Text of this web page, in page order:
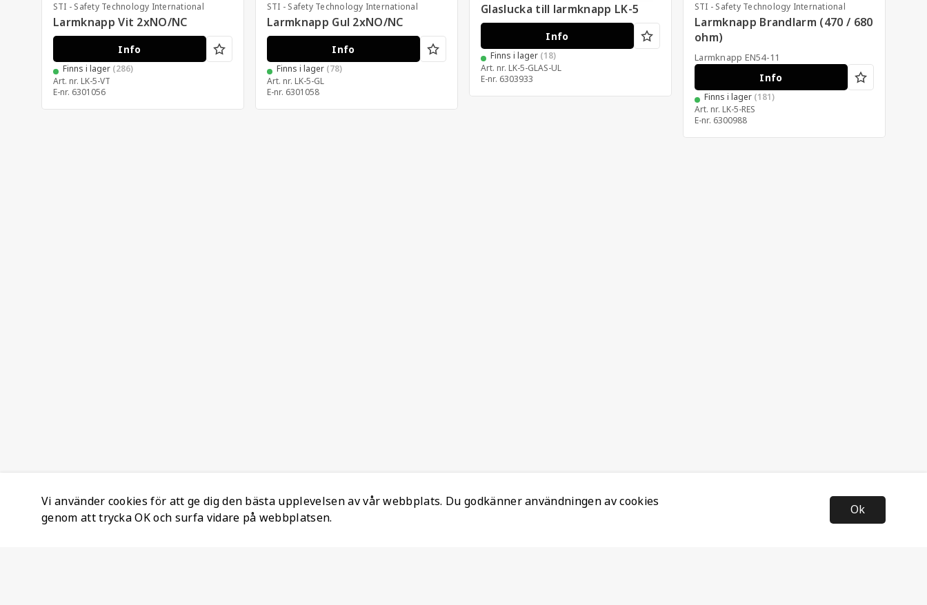
STI - Safety Technology International
Larmknapp Vit 2xNO/NC
Info
Finns i lager (286)
Art. nr. LK-5-VT
E-nr. 6301056
STI - Safety Technology International
Larmknapp Gul 2xNO/NC
Info
Finns i lager (78)
Art. nr. LK-5-GL
E-nr. 6301058
Glaslucka till larmknapp LK-5
Info
Finns i lager (18)
Art. nr. LK-5-GLAS-UL
E-nr. 6303933
STI - Safety Technology International
Larmknapp Brandlarm (470 / 680
ohm)
Larmknapp EN54-11
Info
Finns i lager (181)
Art. nr. LK-5-RES
E-nr. 6300988
Vi använder cookies för att ge dig den bästa upplevelsen av vår webbplats. Du godkänner användningen av cookies
genom att trycka OK och surfa vidare på webbplatsen.
Ok